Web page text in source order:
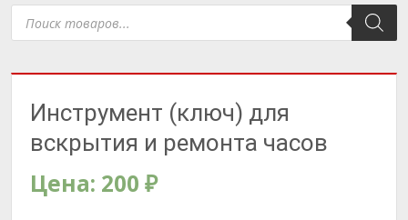
Поиск
товаров
Инструмент (ключ) для
вскрытия и ремонта часов
Цена: 200 ₽